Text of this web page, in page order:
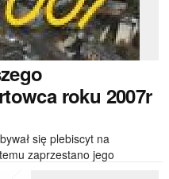
roku 2007r
się plebiscyt na
zaprzestano jego